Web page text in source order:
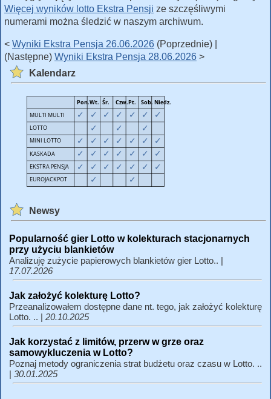
Więcej wyników lotto Ekstra Pensji ze szczęśliwymi
numerami można śledzić w naszym archiwum.
< Wyniki Ekstra Pensja 26.06.2026 (Poprzednie) |
(Następne) Wyniki Ekstra Pensja 28.06.2026 >
Kalendarz
Newsy
Popularność gier Lotto w kolekturach stacjonarnych
przy użyciu blankietów
Analizuję zużycie papierowych blankietów gier Lotto.. |
17.07.2026
Jak założyć kolekturę Lotto?
Przeanalizowałem dostępne dane nt. tego, jak założyć kolekturę
Lotto. .. | 20.10.2025
Jak korzystać z limitów, przerw w grze oraz
samowykluczenia w Lotto?
Poznaj metody ograniczenia strat budżetu oraz czasu w Lotto. ..
| 30.01.2025